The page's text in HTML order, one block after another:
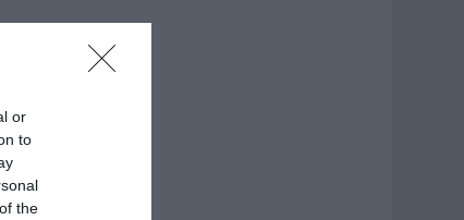
or
to
the